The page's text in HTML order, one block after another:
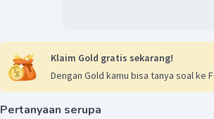
Klaim Gold gratis sekarang!
Dengan Gold kamu bisa tanya soal ke
Pertanyaan serupa